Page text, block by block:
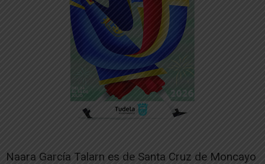
Naara García Talarn es de Santa Cruz de Moncayo